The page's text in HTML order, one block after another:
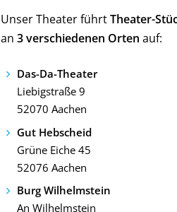
Unser Theater führtTheater-
an 3 verschiedenen Orten auf:
Das-Da-Theater
Liebigstraße 9
52070 Aachen
Gut Hebscheid
Grüne Eiche 45
52076 Aachen
Burg Wilhelmstein
An Wilhelmstein